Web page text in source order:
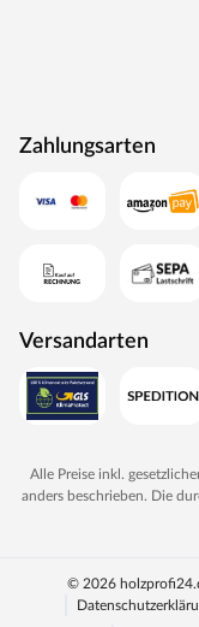
Zahlungsarten
Versandarten
Alle Preise inkl.
anders beschrieben. Die
© 2026